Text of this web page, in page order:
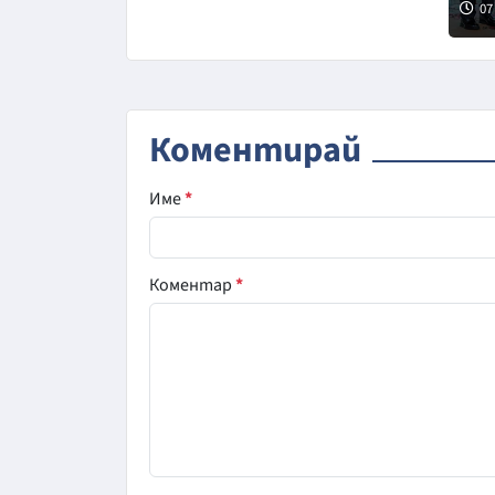
Коментирай
Име*
Коментар*